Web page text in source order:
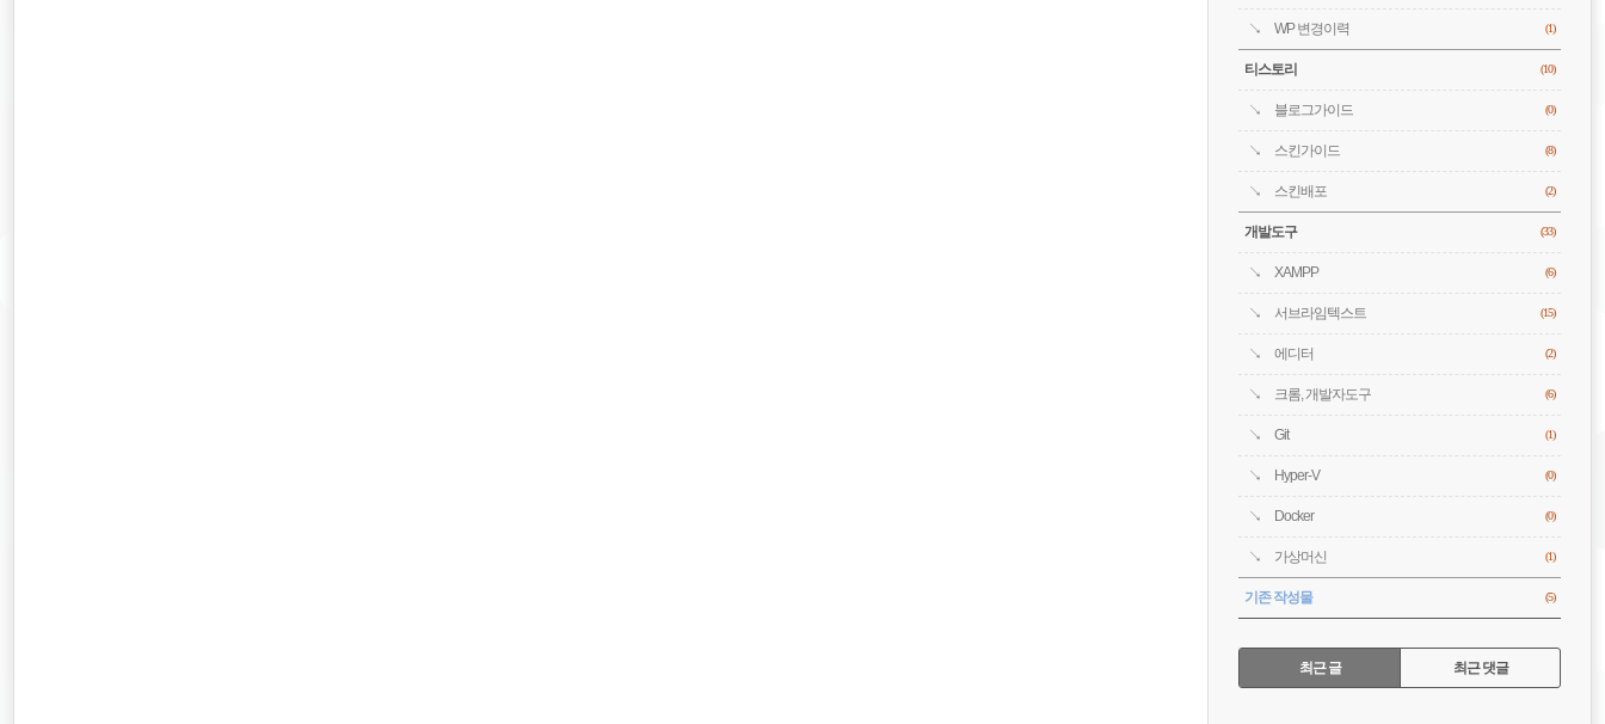
WP 변경이력 (1)
티스토리 (10)
블로그가이드 (0)
스킨가이드 (8)
스킨배포 (2)
개발도구 (33)
XAMPP (6)
서브라임텍스트 (15)
에디터 (2)
크롬, 개발자도구 (6)
Git (1)
Hyper-V (0)
Docker (0)
가상머신 (1)
기존 작성물 (5)
RECENTLY
최근 글 최근 댓글